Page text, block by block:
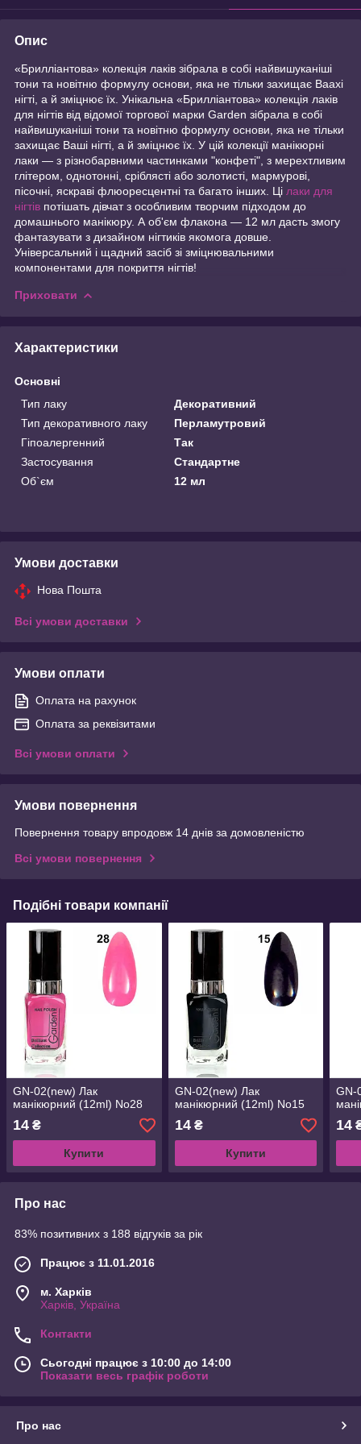
Опис
«Брилліантова» колекція лаків зібрала в собі найвишуканіші
тони та новітню формулу основи, яка не тільки захищає Ваахі
нігті, а й зміцнює їх. Унікальна «Брилліантова» колекція лаків
для нігтів від відомої торгової марки Garden зібрала в собі
найвишуканіші тони та новітню формулу основи, яка не тільки
захищає Ваші нігті, а й зміцнює їх. У цій колекції манікюрні
лаки — з різнобарвними частинками "конфеті", з мерехтливим
глітером, однотонні, сріблясті або золотисті, мармурові,
пісочні, яскраві флюоресцентні та багато інших. Ці лаки для
нігтів потішать дівчат з особливим творчим підходом до
домашнього манікюру. А об'єм флакона — 12 мл дасть змогу
фантазувати з дизайном нігтиків якомога довше.
Універсальний і щадний засіб зі зміцнювальними
компонентами для покриття нігтів!
Приховати
Характеристики
Основні
Тип лаку
Декоративний
Тип декоративного лаку
Перламутровий
Гіпоалергенний
Так
Застосування
Стандартне
Об`єм
12 мл
Умови доставки
Нова Пошта
Всі умови доставки
Умови оплати
Оплата на рахунок
Оплата за реквізитами
Всі умови оплати
Умови повернення
Повернення товару впродовж 14 днів за домовленістю
Всі умови повернення
Подібні товари компанії
GN-02(new) Лак
манікюрний (12ml) No28
14 ₴
Купити
GN-02(new) Лак
манікюрний (12ml) No15
14₴
Купити
GN-
14
Про нас
83% позитивних з 188 відгуків за рік
Працює з 11.01.2016
м. Харків
Харків, Україна
Контакти
Сьогодні працює з 10:00 до 14:00
Показати весь графік роботи
Про нас